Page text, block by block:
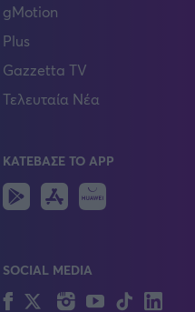
gMotion
Plus
Gazzetta TV
Τελευταία Νέα
ΚΑΤΕΒΑΣΕ ΤΟ APP
Android
IOS
SOCIAL MEDIA
FacebookTwitterInstagram
YouTubeTikTok